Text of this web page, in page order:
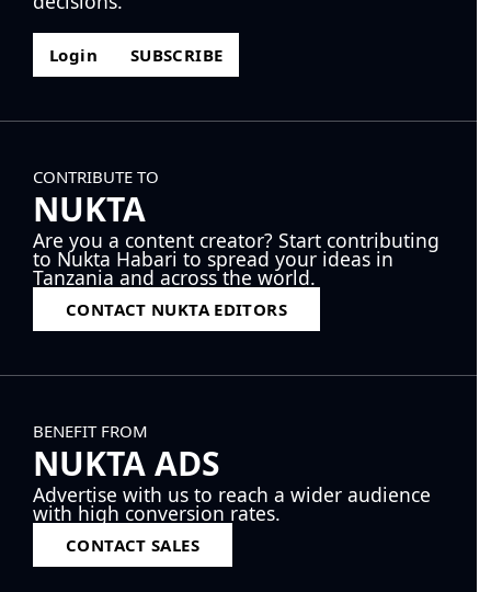
Login SUBSCRIBE
CONTRIBUTE TO
NUKTA
Are you a content creator? Start contributing
to Nukta Habari to spread your ideas in
Tanzania and across the world.
CONTACT NUKTA EDITORS
BENEFIT FROM
NUKTA ADS
Advertise with us to reach a wider audience
with high conversion rates.
CONTACT SALES